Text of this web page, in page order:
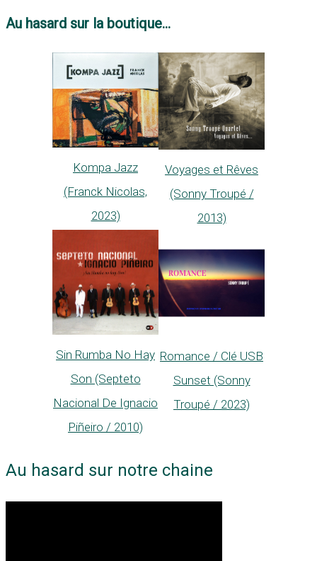
Au hasard sur la boutique...
Kompa Jazz
(Franck Nicolas,
2023)
Voyages et Rêves
(Sonny Troupé /
2013)
Sin Rumba No Hay
Son (Septeto
Nacional De Ignacio
Piñeiro / 2010)
Romance / Clé USB
Sunset (Sonny
Troupé / 2023)
Au hasard sur notre chaine